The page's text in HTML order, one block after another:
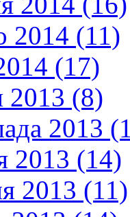
2014 (11)
(17)
2013 (8)
2013
2013 (14)
2013 (11)